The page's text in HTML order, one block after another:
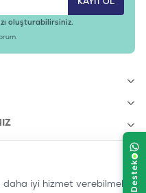
oluşturabilirsiniz.
daha iyi hizmet verebilmek